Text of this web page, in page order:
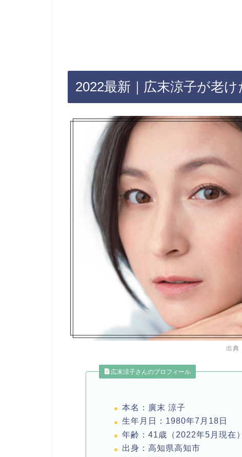
2022最新｜広末涼子が老
出典
広末涼子さんのプロフィール
本名：廣末 涼子
生年月日： 1980年7 月 18 日
年齢： 41歳（ 2022年5月現在）
出身：高知県高知市